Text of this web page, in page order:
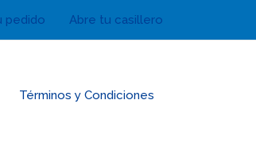
pedido Abre tu casillero
Términos y Condiciones